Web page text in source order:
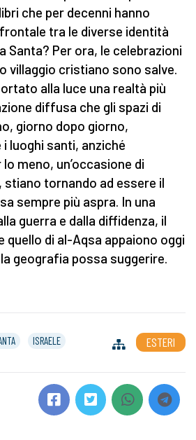
che per decenni hanno
tra le diverse identità
Santa? Per ora, le celebrazioni
villaggio cristiano sono salve.
alla luce una realtà più
diffusa che gli spazi di
giorno dopo giorno,
luoghi santi, anziché
meno, un’occasione di
tornando ad essere il
sempre più aspra. In una
guerra e dalla diffidenza, il
quello di al-Aqsa appaiono oggi
geografia possa suggerire.
ISRAELE ESTERI